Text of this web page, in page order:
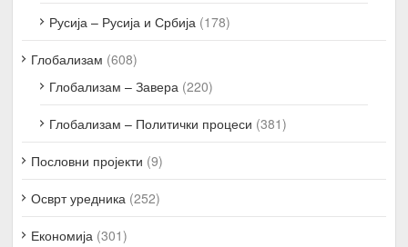
Русија – Русија и Србија (178)
Глобализам (608)
Глобализам – Завера (220)
Глобализам – Политички процеси (381)
Пословни пројекти (9)
Осврт уредника (252)
Економија (301)